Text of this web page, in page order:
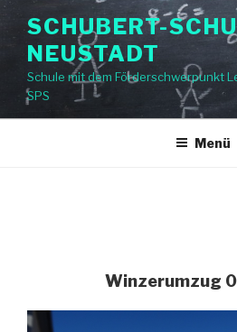
Zum
Inhalt
springen
SCHUBERT-
NEUSTADT
Schule mit dem Förderschwerpunkt
SPS
Menü
Winzerumzug